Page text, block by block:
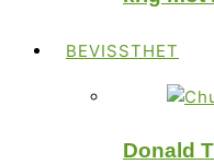
BEVISSTHET
Donald